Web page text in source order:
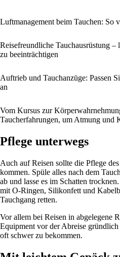
Luftmanagement beim Tauchen: So
Reisefreundliche Tauchausrüstung –
zu beeinträchtigen
Auftrieb und Tauchanzüge: Passen
an
Vom Kursus zur
Taucherfahrungen, um Atmung und
Pflege unterwegs
Auch auf Reisen sollte die Pflege
kommen. Spüle alles nach dem
ab und lasse es im Schatten
mit O-Ringen, Silikonfett und
Tauchgang retten.
Vor allem bei Reisen in abgelegene
Equipment vor der Abreise
oft schwer zu bekommen.